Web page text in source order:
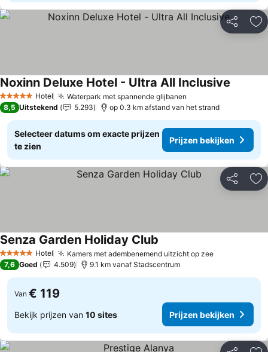
Delen
5 Sterren Hotel Waterpark met spannende glijbanen
Noxinn Deluxe Hotel - Ultra All Inclusive
8,5 Uitstekend 5.293 op 0.3 km afstand van het strand
Selecteer datums om exacte prijzen
te zien
Prijzen bekijken
Delen
5 Sterren Hotel Kamers met adembenemend uitzicht op zeePrijzen
Senza Garden Holiday Club
7,6 Goed 4.509 9.1 km vanaf Stadscentrum
Van € 119
Bekijk prijzen van 10 sites Prijzen bekijken